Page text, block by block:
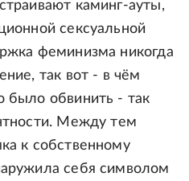
каминг-ауты,
сексуальной
феминизма никогда
так вот - в чём
было обвинить - так
Между тем
к собственному
себя символом